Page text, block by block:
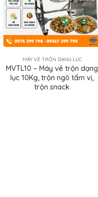
MÁY VÊ TRỘN DẠNG LỤC
MVTL10 – Máy vê trộn dạng
lục 10Kg, trộn ngô tẩm vị,
trộn snack